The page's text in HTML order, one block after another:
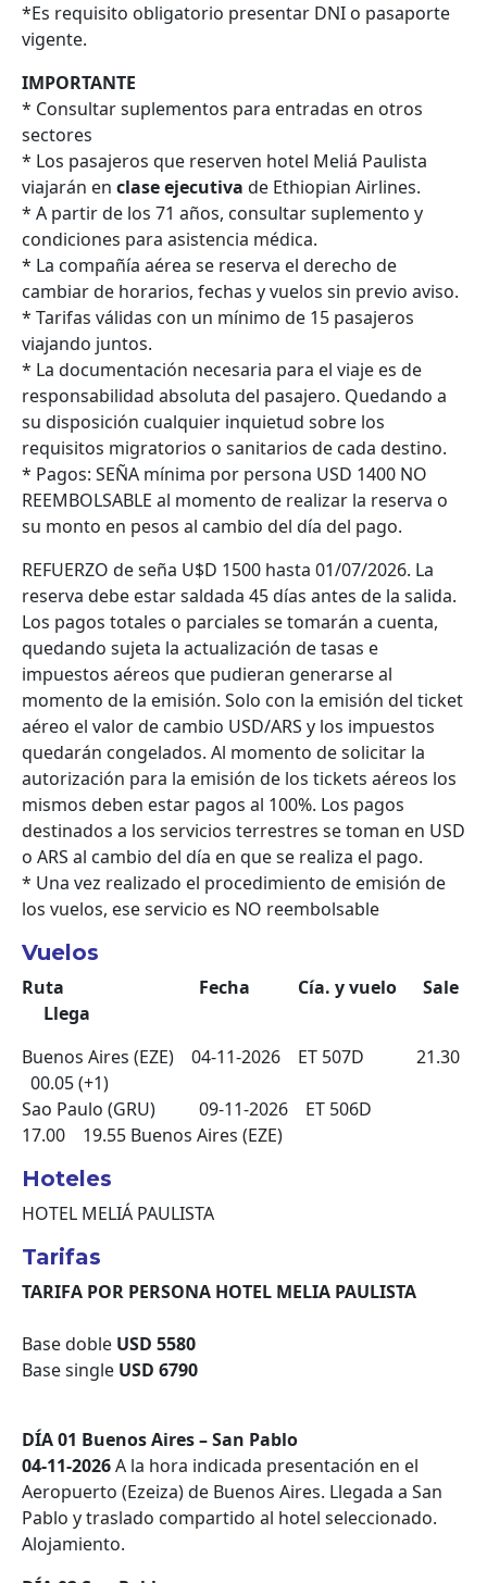
*Es requisito obligatorio presentar DNI o pasaporte
vigente.
IMPORTANTE
* Consultar suplementos para entradas en otros
sectores
* Los pasajeros que reserven hotel Meliá Paulista
viajarán en clase ejecutiva de Ethiopian Airlines.
* A partir de los 71 años, consultar suplemento y
condiciones para asistencia médica.
* La compañía aérea se reserva el derecho de
cambiar de horarios, fechas y vuelos sin previo aviso.
* Tarifas válidas con un mínimo de 15 pasajeros
viajando juntos.
* La documentación necesaria para el viaje es de
responsabilidad absoluta del pasajero. Quedando a
su disposición cualquier inquietud sobre los
requisitos migratorios o sanitarios de cada destino.
* Pagos: SEÑA mínima por persona USD 1400 NO
REEMBOLSABLE al momento de realizar la reserva o
su monto en pesos al cambio del día del pago.
REFUERZO de seña U$D 1500 hasta 01/07/2026. La
reserva debe estar saldada 45 días antes de la salida.
Los pagos totales o parciales se tomarán a cuenta,
quedando sujeta la actualización de tasas e
impuestos aéreos que pudieran generarse al
momento de la emisión. Solo con la emisión del ticket
aéreo el valor de cambio USD/ARS y los impuestos
quedarán congelados. Al momento de solicitar la
autorización para la emisión de los tickets aéreos los
mismos deben estar pagos al 100%. Los pagos
destinados a los servicios terrestres se toman en USD
o ARS al cambio del día en que se realiza el pago.
* Una vez realizado el procedimiento de emisión de
los vuelos, ese servicio es NO reembolsable
Vuelos
Ruta Fecha Cía. y vuelo Sale
Llega
Buenos Aires (EZE) 04-11-2026 ET 507D 21.30
00.05 (+1)
Sao Paulo (GRU) 09-11-2026 ET 506D
17.00 19.55 Buenos Aires (EZE)
Hoteles
HOTEL MELIÁ PAULISTA
Tarifas
TARIFA POR PERSONA HOTEL MELIA PAULISTA
Base doble USD 5580
Base single USD 6790
DÍA 01 Buenos Aires – San Pablo
04-11-2026A la hora indicada presentación en el
Aeropuerto (Ezeiza) de Buenos Aires. Llegada a San
Pablo y traslado compartido al hotel seleccionado.
Alojamiento.